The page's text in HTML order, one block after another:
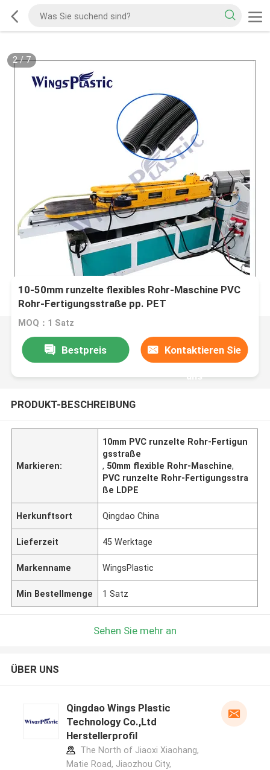
2/7
10-50mm runzelte flexibles Rohr-Maschine PVC
Rohr-Fertigungsstraße pp. PET
MOQ：1 Satz
Bestpreis Kontaktieren Sie
uns
PRODUKT-BESCHREIBUNG
Markieren:
10mm PVC runzelte Rohr-Fertigun
gsstraße
, 50mm flexible Rohr-Maschine,
PVC runzelte Rohr-Fertigungsstra
ße LDPE
Herkunftsort Qingdao China
Lieferzeit 45 Werktage
Markenname WingsPlastic
Min Bestellmenge 1 Satz
Sehen Sie mehr an
ÜBER UNS
Qingdao Wings Plastic
Technology Co.,Ltd
Herstellerprofil
The North of Jiaoxi Xiaohang,
Matie Road, Jiaozhou City,